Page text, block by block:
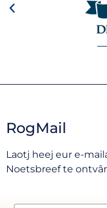
RogMail
Laotj heej eur e-
Noetsbreef te